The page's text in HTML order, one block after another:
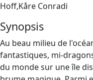
Hoff,Kåre Conradi
Synopsis
Au beau milieu de
fantastiques, mi-
du monde sur une île